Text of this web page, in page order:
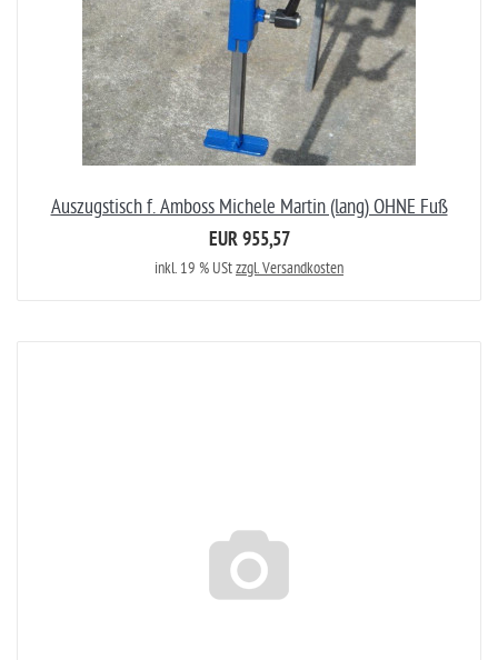
Auszugstisch f. Amboss Michele Martin (lang) OHNE Fuß
EUR 955,57
inkl. 19 % UStzzgl. Versandkosten